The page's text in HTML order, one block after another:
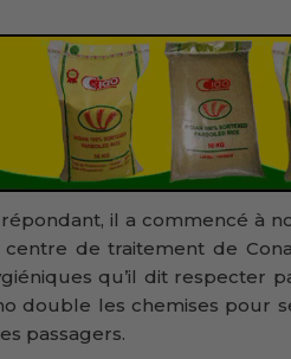
répondant, il a commencé à
de traitement de
qu’il dit respecter
double les chemises pour
passagers.